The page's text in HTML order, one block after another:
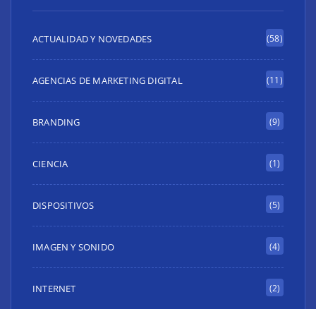
ACTUALIDAD Y NOVEDADES (58)
AGENCIAS DE MARKETING DIGITAL (11)
BRANDING (9)
CIENCIA (1)
DISPOSITIVOS (5)
IMAGEN Y SONIDO (4)
INTERNET (2)